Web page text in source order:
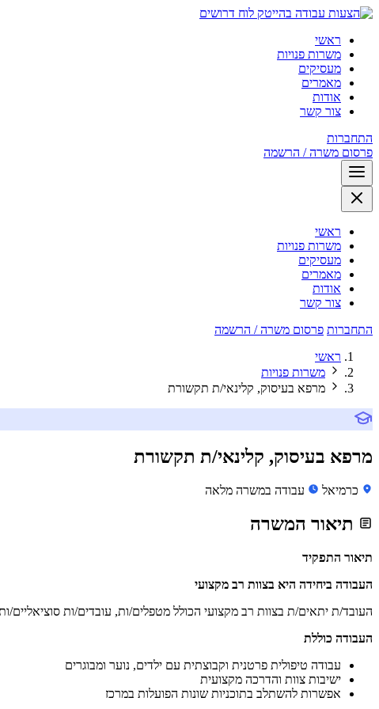
לוח דרושים
ראשי
משרות פנויות
מעסיקים
מאמרים
אודות
צור קשר
התחברות
פרסום משרה / הרשמה
ראשי
משרות פנויות
מעסיקים
מאמרים
אודות
צור קשר
התחברות פרסום משרה / הרשמה
ראשי
משרות פנויות
מרפא בעיסוק, קלינאי/ת תקשורת
מרפא בעיסוק, קלינאי/ת תקשורת
כרמיאל עבודה במשרה מלאה
תיאור המשרה
תיאור התפקיד
העבודה ביחידה היא בצוות רב מקצועי
העובד/ת יתאים/ת בצוות רב מקצועי הכולל מטפלים/ות, עובדים/ות סוציאליים/
העבודה כוללת
עבודה טיפולית פרטנית וקבוצתית עם ילדים, נוער ומבוגרים
ישיבות צוות והדרכה מקצועית
אפשרות להשתלב בתוכניות שונות הפועלות במרכז